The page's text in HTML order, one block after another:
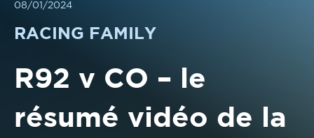
08/01/2024
RACING FAMILY
R92 v CO – le
résumé vidéo de la